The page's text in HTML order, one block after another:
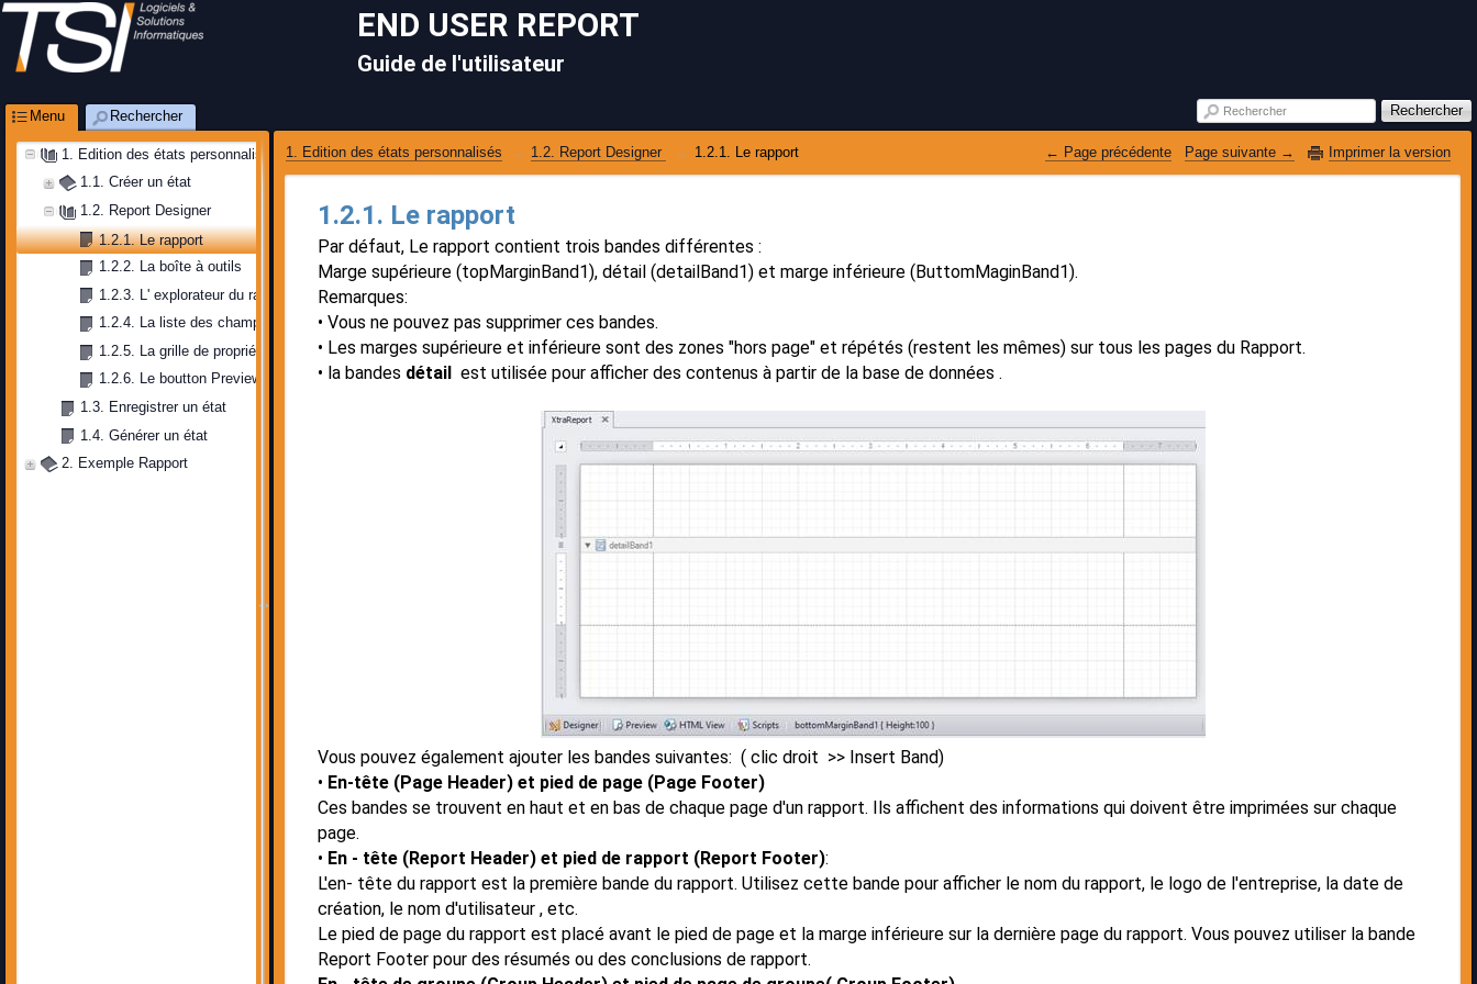
END USER REPORT
Guide de l'utilisateur
Menu Rechercher
1. Edition des états personnalisés
1.1. Créer un état
1.2. Report Designer
1.2.1. Le rapport
1.2.2. La boîte à outils
1.2.3. L' explorateur du rapports
1.2.4. La liste des champs
1.2.5. La grille de propriétés
1.2.6. Le boutton Preview
1.3. Enregistrer un état
1.4. Générer un état
2. Exemple Rapport
Rechercher Rechercher
1. Edition des états personnalisés 1.2. Report Designer 1.2.1. Le rapport Page précédente Page suivante Imprimer la version
1.2.1. Le rapport
Par défaut, Le rapport contient trois bandes différentes :
Marge supérieure (topMarginBand1), détail (detailBand1) et marge inférieure (ButtomMaginBand1).
Remarques:
Vous ne pouvez pas supprimer ces bandes.
Les marges supérieure et inférieure sont des zones "hors page" et répétés (restent les mêmes) sur tous les pages du Rapport.
la bandes détail est utilisée pour afficher des contenus à partir de la base de données .
Vous pouvez également ajouter les bandes suivantes: ( clic droit >> Insert Band)
En-tête (Page Header) et pied de page (Page Footer)
Ces bandes se trouvent en haut et en bas de chaque page d'un rapport. Ils affichent des informations qui doivent être imprimées sur chaque
page.
En - tête (Report Header) et pied de rapport (Report Footer):
L'en- tête du rapport est la première bande du rapport. Utilisez cette bande pour afficher le nom du rapport, le logo de l'entreprise, la date de
création, le nom d'utilisateur , etc.
Le pied de page du rapport est placé avant le pied de page et la marge inférieure sur la dernière page du rapport. Vous pouvez utiliser la bande
Report Footer pour des résumés ou des conclusions de rapport.